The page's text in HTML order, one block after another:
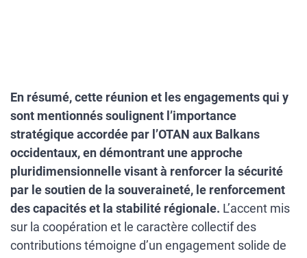
En résumé, cette réunion et les engagements qui y
sont mentionnés soulignent l’importance
stratégique accordée par l’OTAN aux Balkans
occidentaux, en démontrant une approche
pluridimensionnelle visant à renforcer la sécurité
par le soutien de la souveraineté, le renforcement
des capacités et la stabilité régionale. L’accent mis
sur la coopération et le caractère collectif des
contributions témoigne d’un engagement solide de